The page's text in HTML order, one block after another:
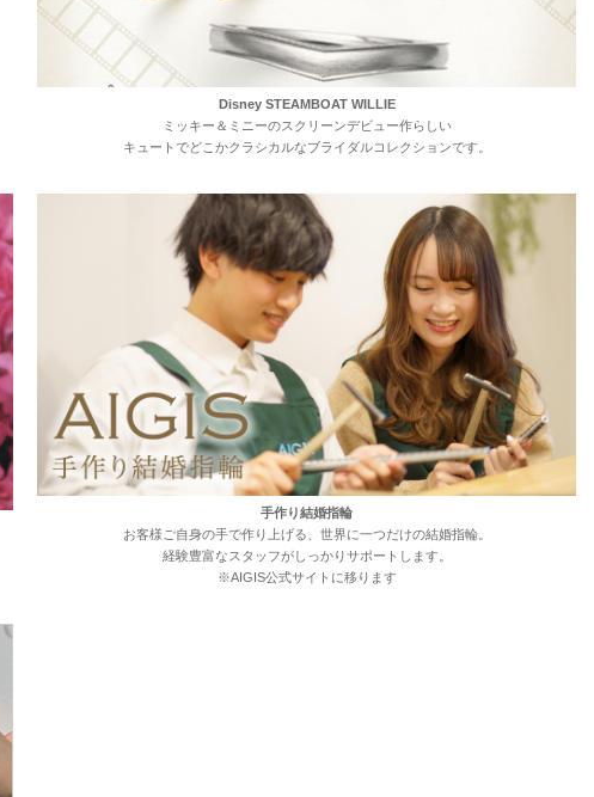
Disney STEAMBOAT WILLIE
ミッキー＆ミニーのスクリーンデビュー作らしい
キュートでどこかクラシカルなブライダルコレクションです。
手作り結婚指輪
お客様ご自身の手で作り上げる、 世界に一つだけの結婚指輪。
経験豊富な スタッフがしっかりサポート します。
※AIGIS公式サイトに移ります